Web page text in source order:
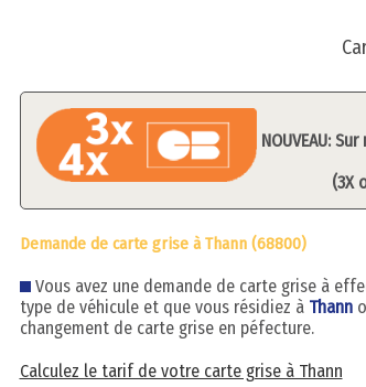
NOUVEAU:
(3X
Demande de carte grise à Thann (68800)
Vous avez une demande de carte grise à
type de véhicule et que vous résidiez à Thann
changement de carte grise en péfecture.
Calculez le tarif de votre carte grise à Thann